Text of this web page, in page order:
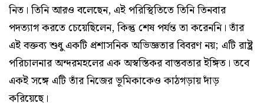
নিত। তিনি আরও বলেছেন, এই পরিস্থিতিতে তিনি তিনবার
পদত্যাগ করতে চেয়েছিলেন, কিন্তু শেষ পর্যন্ত তা করেননি। তাঁর
এই বক্তব্য শুধু একটি প্রশাসনিক অভিজ্ঞতার বিবরণ নয়; এটি রাষ্ট্র
পরিচালনার অন্দরমহলের এক অস্বস্তিকর বাস্তবতার ইঙ্গিত। তবে
একই সঙ্গে এটি তাঁর নিজের ভূমিকাকেও কাঠগড়ায় দাঁড়
করিয়েছে।